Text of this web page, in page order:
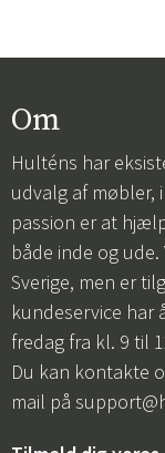
Om
Hulténs har
udvalg af møbler,
passion er at
både inde og
Sverige, men er
kundeservice har
fredag fra kl. 9 til
Du kan kontakte
mail på